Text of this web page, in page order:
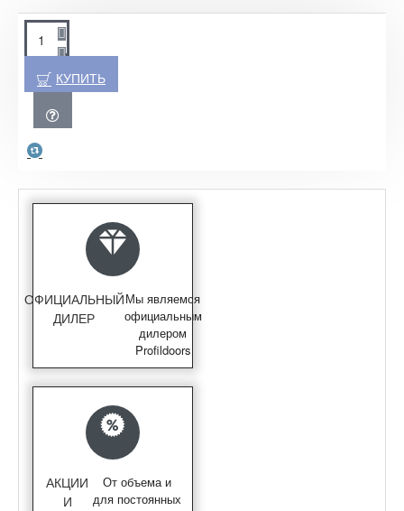
КУПИТЬ
ОФИЦИАЛЬНЫЙ
ДИЛЕР
Мы являемся
официальным
дилером
Profildoors
АКЦИИ
И
От объема и
для постоянных